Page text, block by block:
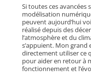
Si toutes ces avancées
modélisation
peuvent aujourd’hui
réalisé depuis des
l’atmosphère et du
s’appuient. Mon grand
directement utiliser ce
pour aider en retour à
fonctionnement et